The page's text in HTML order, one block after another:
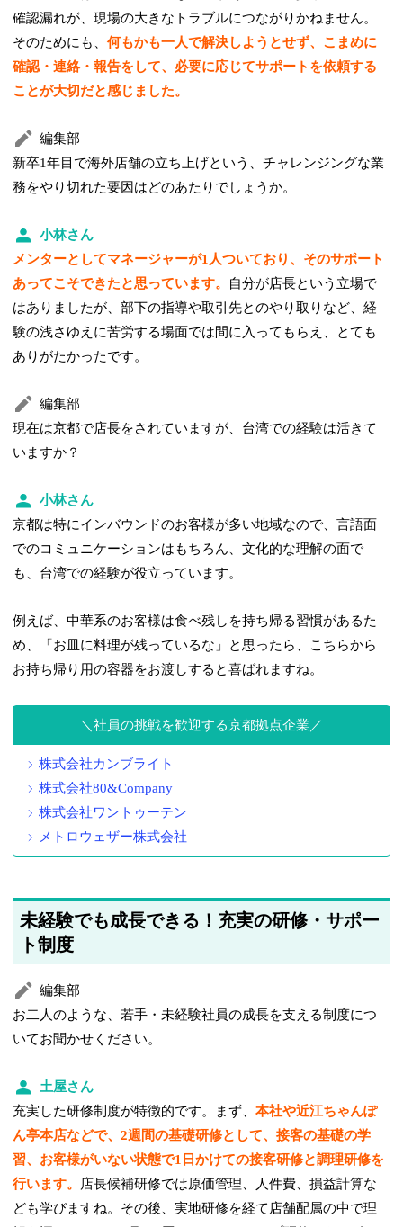
確認漏れが、現場の大きなトラブルにつながりかねません。
そのためにも、何もかも一人で解決しようとせず、こまめに
確認・連絡・報告をして、必要に応じてサポートを依頼する
ことが大切だと感じました。
編集部
新卒1年目で海外店舗の立ち上げという、チャレンジングな業
務をやり切れた要因はどのあたりでしょうか。
小林さん
メンターとしてマネージャーが1人ついており、そのサポート
あってこそできたと思っています。
自分が店長という立場で
はありましたが、部下の指導や取引先とのやり取りなど、経
験の浅さゆえに苦労する場面では間に入ってもらえ、とても
ありがたかったです。
編集部
現在は京都で店長をされていますが、台湾での経験は活きて
いますか？
小林さん
京都は特にインバウンドのお客様が多い地域なので、言語面
でのコミュニケーションはもちろん、文化的な理解の面で
も、台湾での経験が役立っています。
例えば、中華系のお客様は食べ残しを持ち帰る習慣があるた
め、「お皿に料理が残っているな」と思ったら、こちらから
お持ち帰り用の容器をお渡しすると喜ばれますね。
社員の挑戦を歓迎する京都拠点企業
株式会社カンブライト
株式会社80&Company
株式会社ワントゥーテン
メトロウェザー株式会社
未経験でも成長できる！充実の研修・サポー
ト制度
編集部
お二人のような、若手・未経験社員の成長を支える制度につ
いてお聞かせください。
土屋さん
充実した研修制度が特徴的です。まず、本社や近江ちゃんぽ
ん亭本店などで、2週間の基礎研修として、接客の基礎の学
習、お客様がいない状態で1日かけての接客研修と調理研修を
行います。
店長候補研修では原価管理、人件費、損益計算な
ども学びますね。その後、実地研修を経て店舗配属の中で理